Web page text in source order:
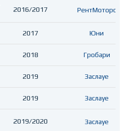
2016/2017 РентМоторс
2017 Юни
2018 Гробари
2019 Заслауе
2019 Заслауе
2019/2020 Заслауе